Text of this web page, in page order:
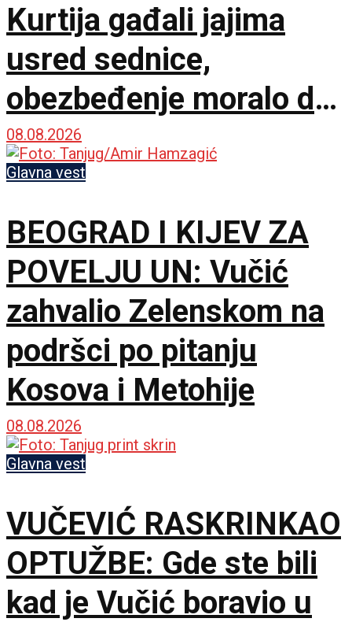
Kurtija gađali jajima
usred sednice,
obezbeđenje moralo da
interveniše
08.08.2026
Glavna vest
BEOGRAD I KIJEV ZA
POVELJU UN: Vučić
zahvalio Zelenskom na
podršci po pitanju
Kosova i Metohije
08.08.2026
Glavna vest
VUČEVIĆ RASKRINKAO
OPTUŽBE: Gde ste bili
kad je Vučić boravio u